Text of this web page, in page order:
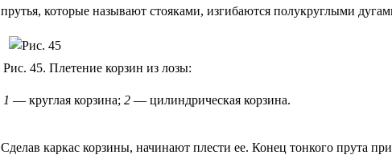
прутья, которые называют стояками, изгибаются полукруглыми
Рис. 45. Плетение корзин из лозы:
1 — круглая корзина; 2 — цилиндрическая корзина.
Сделав каркас корзины, начинают плести ее. Конец тонкого прута